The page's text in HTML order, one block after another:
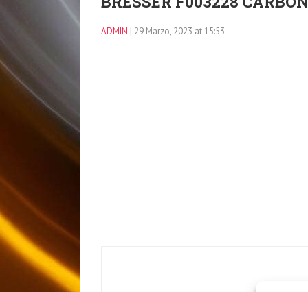
ADMIN | 29 Marzo, 2023 at 15:53